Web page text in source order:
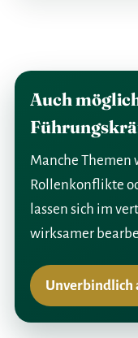
Auch
Manche Themen
Rollenkonflikte
lassen sich im
wirksamer
Unverbindlich